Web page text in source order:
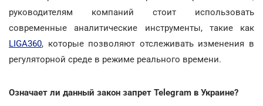
руководителям компаний стоит использовать
современные аналитические инструменты, такие как
LIGA360, которые позволяют отслеживать изменения в
регуляторной среде в режиме реального времени.
Означает ли данный закон запрет Telegram в Украине?